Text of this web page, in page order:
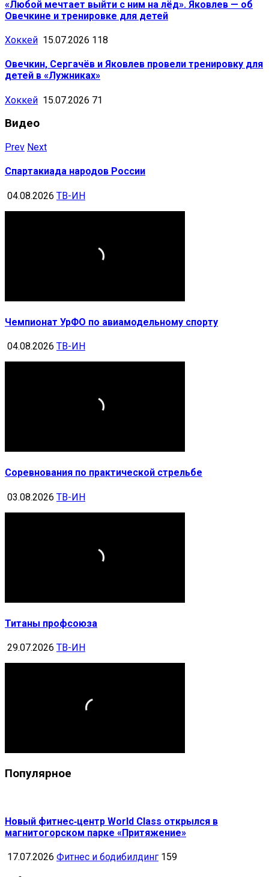
«Любой мечтает выйти с ним на лёд». Яковлев — об
Овечкине и тренировке для детей
Хоккей 15.07.2026 118
Овечкин, Сергачёв и Яковлев провели тренировку для
детей в «Лужниках»
Хоккей 15.07.2026 71
Видео
Prev Next
Спартакиада народов России
04.08.2026 ТВ-ИН
Чемпионат УрФО по авиамодельному спорту
04.08.2026 ТВ-ИН
Соревнования по практической стрельбе
03.08.2026 ТВ-ИН
Титаны профсоюза
29.07.2026 ТВ-ИН
Популярное
Новый фитнес‑центр World Class открылся в
магнитогорском парке «Притяжение»
17.07.2026 Фитнес и бодибилдинг 159